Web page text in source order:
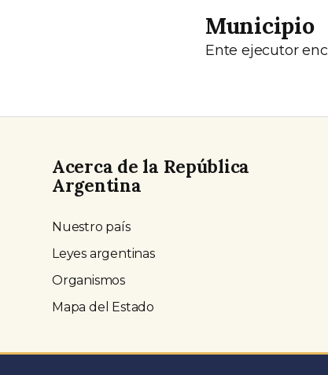
Municipio
Ente ejecutor
Acerca de la República
Argentina
Nuestro país
Leyes argentinas
Organismos
Mapa del Estado